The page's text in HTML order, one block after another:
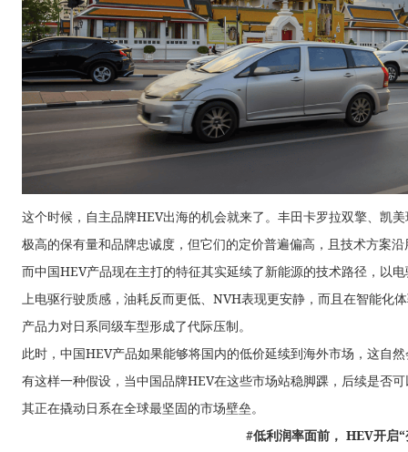
这个时候，自主品牌HEV出海的机会就来了。丰田卡罗拉双擎、凯
极高的保有量和品牌忠诚度，但它们的定价普遍偏高，且技术方案
而中国HEV产品现在主打的特征其实延续了新能源的技术路径，以
上电驱行驶质感，油耗反而更低、NVH表现更安静，而且在智能化
产品力对日系同级车型形成了代际压制。
此时，中国HEV产品如果能够将国内的低价延续到海外市场，这自
有这样一种假设，当中国品牌HEV在这些市场站稳脚踝，后续是否
其正在撬动日系在全球最坚固的市场壁垒。
#低利润率面前， HEV开启